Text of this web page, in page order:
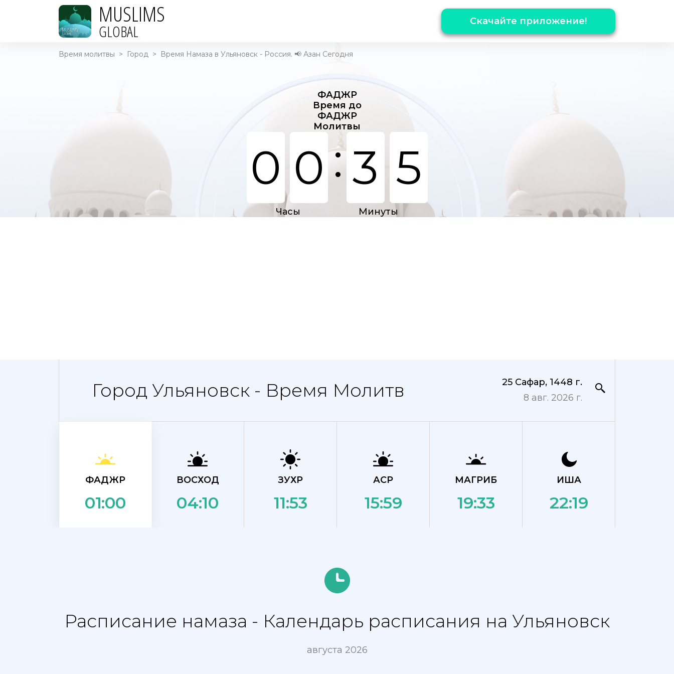
MUSLIMS
GLOBAL Скачайте приложение!
Время молитвы > Город > Время Намаза в Ульяновск - Россия. 📢 Азан Сегодня
ФАДЖР
Время до
ФАДЖР
Молитвы
0 0:3 5
Часы Минуты
Город Ульяновск - Время Молитв
25 Сафар, 1448 г.
8 авг. 2026 г.
ФАДЖР
01:00
ВОСХОД
04:10
ЗУХР
11:53
АСР
15:59
МАГРИБ
19:33
ИША
22:19
Расписание намаза - Календарь расписания на Ульяновск
августа 2026